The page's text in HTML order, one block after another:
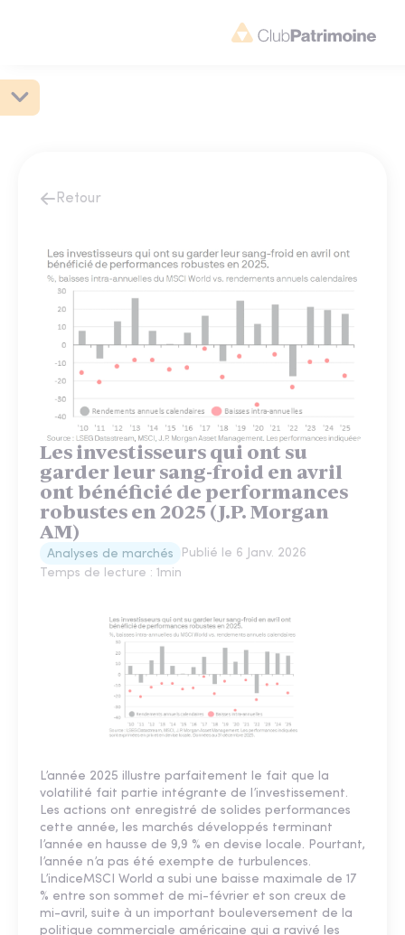
Retour
Les investisseurs qui ont su
garder leur sang-froid en avril
ont bénéficié de performances
robustes en 2025 (J.P. Morgan
AM)
Analyses de marchés Publié le 6 Janv. 2026
Temps de lecture : 1min
L’année 2025 illustre parfaitement le fait que la
volatilité fait partie intégrante de l’investissement.
Les actions ont enregistré de solides performances
cette année, les marchés développés terminant
l’année en hausse de 9,9 % en devise locale. Pourtant,
l’année n’a pas été exempte de turbulences.
L’indiceMSCI World a subi une baisse maximale de 17
% entre son sommet de mi-février et son creux de
mi-avril, suite à un important bouleversement de la
politique commerciale américaine qui a ravivé les